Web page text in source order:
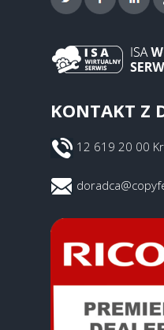
KONTAKT Z
12 619 20 00